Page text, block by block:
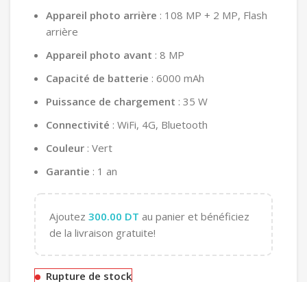
Appareil photo arrière : 108 MP + 2 MP, Flash
arrière
Appareil photo avant : 8 MP
Capacité de batterie : 6000 mAh
Puissance de chargement : 35 W
Connectivité : WiFi, 4G, Bluetooth
Couleur : Vert
Garantie : 1 an
Ajoutez 300.00 DT au panier et bénéficiez
de la livraison gratuite!
Rupture de stock